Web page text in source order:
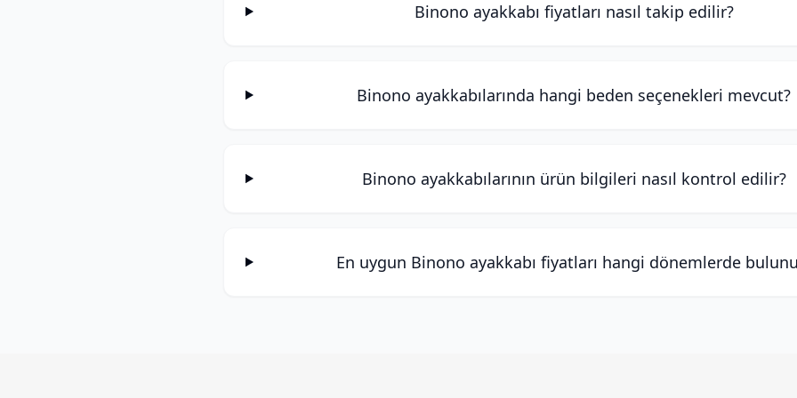
Binono ayakkabı fiyatları nasıl takip edilir?
Binono ayakkabılarında hangi beden seçenekleri mevcut?
Binono ayakkabılarının ürün bilgileri nasıl kontrol edilir?
En uygun Binono ayakkabı fiyatları hangi dönemlerde